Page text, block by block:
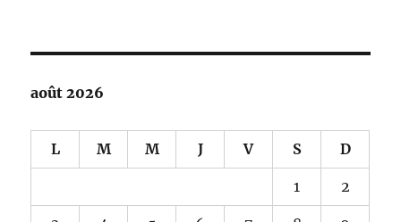
août 2026
L M M J V S D
1 2